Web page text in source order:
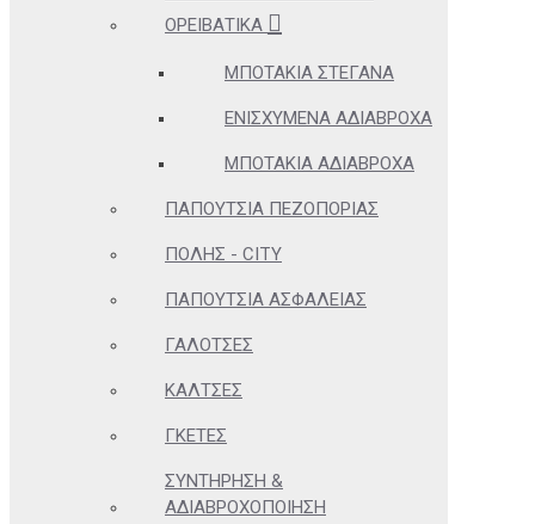
ΟΡΕΙΒΑΤΙΚΆ
ΜΠΟΤΆΚΙΑ ΣΤΕΓΑΝΆ
ΕΝΙΣΧΥΜΈΝΑ ΑΔΙΆΒΡΟΧΑ
ΜΠΟΤΆΚΙΑ ΑΔΙΆΒΡΟΧΑ
ΠΑΠΟΎΤΣΙΑ ΠΕΖΟΠΟΡΊΑΣ
ΠΌΛΗΣ - CITY
ΠΑΠΟΎΤΣΙΑ ΑΣΦΑΛΕΊΑΣ
ΓΑΛΌΤΣΕΣ
ΚΆΛΤΣΕΣ
ΓΚΈΤΕΣ
ΣΥΝΤΉΡΗΣΗ &
ΑΔΙΑΒΡΟΧΟΠΟΊΗΣΗ